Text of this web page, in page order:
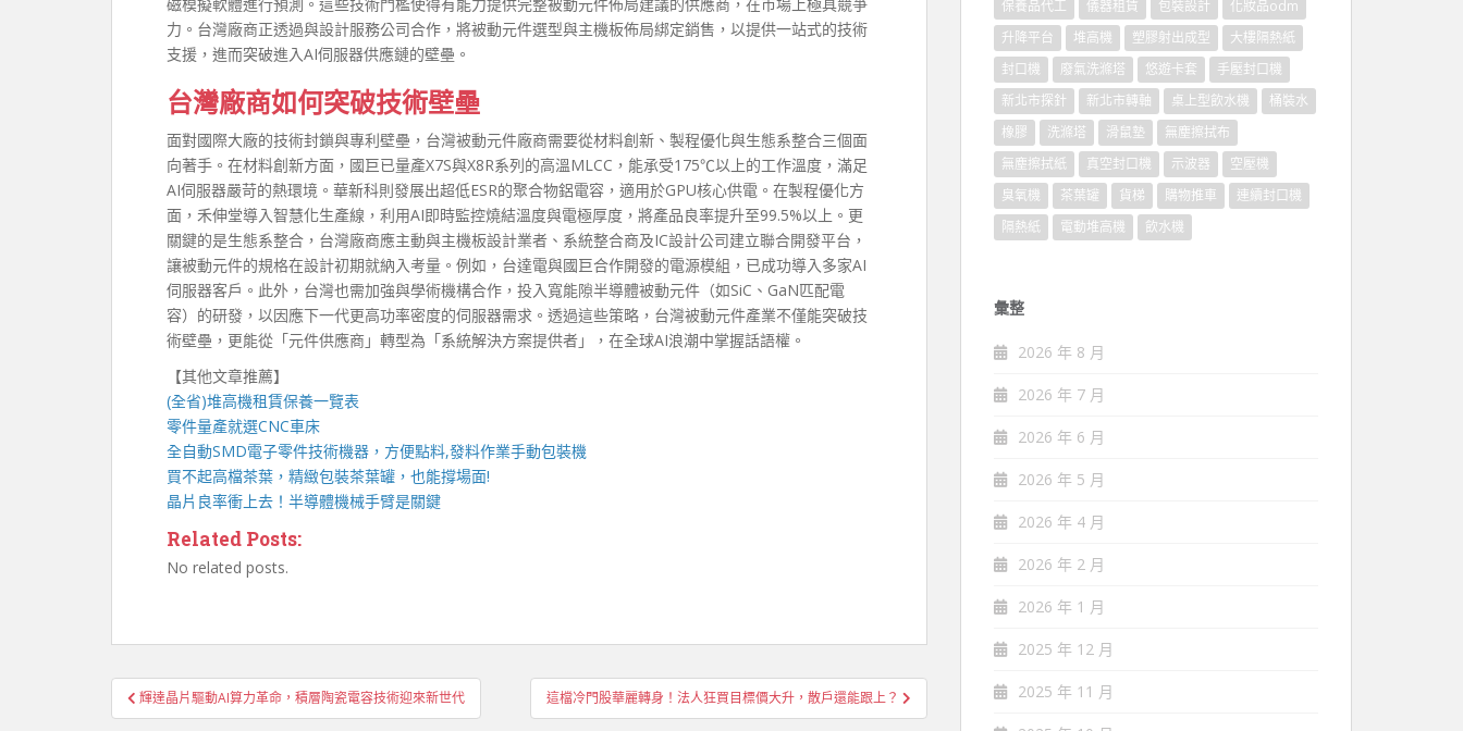
力。台灣廠商正透過與設計服務公司合作，將被動元件選型與主機板佈局綁定銷售，以提供一站式的技術
支援，進而突破進入AI伺服器供應鏈的壁壘。
台灣廠商如何突破技術壁壘
面對國際大廠的技術封鎖與專利壁壘，台灣被動元件廠商需要從材料創新、製程優化與生態系整合三個面
向著手。在材料創新方面，國巨已量產X7S與X8R系列的高溫MLCC，能承受175℃以上的工作溫度，滿足
AI伺服器嚴苛的熱環境。華新科則發展出超低ESR的聚合物鋁電容，適用於GPU核心供電。在製程優化方
面，禾伸堂導入智慧化生產線，利用AI即時監控燒結溫度與電極厚度，將產品良率提升至99.5%以上。更
關鍵的是生態系整合，台灣廠商應主動與主機板設計業者、系統整合商及IC設計公司建立聯合開發平台，
讓被動元件的規格在設計初期就納入考量。例如，台達電與國巨合作開發的電源模組，已成功導入多家AI
伺服器客戶。此外，台灣也需加強與學術機構合作，投入寬能隙半導體被動元件（如SiC、GaN匹配電
容）的研發，以因應下一代更高功率密度的伺服器需求。透過這些策略，台灣被動元件產業不僅能突破技
術壁壘，更能從「元件供應商」轉型為「系統解決方案提供者」，在全球AI浪潮中掌握話語權。
【其他文章推薦】
(全省)堆高機租賃保養一覽表
零件量產就選CNC車床
全自動SMD電子零件技術機器 ，方便點料,發料作業手動包裝機
買不起高檔茶葉，精緻包裝茶葉罐 ，也能撐場面!
晶片良率衝上去！ 半導體機械手臂是關鍵
Related Posts:
No related posts.
文
章
輝達晶片驅動AI算力革命，積層陶瓷電容技術迎來新世代 這檔冷門股華麗轉身！法人狂買目標價大升，散戶還能跟上？
保養品代工
儀器租賃 包裝設計
化妝品odm
升降平台
堆高機 塑膠射出成型
大樓隔熱紙
封口機
廢氣洗滌塔 悠遊卡套
手壓封口機
新北市探針
新北市轉軸 桌上型飲水機
桶裝水
橡膠
洗滌塔 滑鼠墊
無塵擦拭布
無塵擦拭紙
真空封口機 示波器
空壓機
臭氧機
茶葉罐 貨梯 購物推車
連續封口機
隔熱紙
電動堆高機 飲水機
彙整
2026 年 8 月
2026 年 7 月
2026 年 6 月
2026 年 5 月
2026 年 4 月
2026 年 2 月
2026 年 1 月
2025 年 12 月
2025 年 11 月